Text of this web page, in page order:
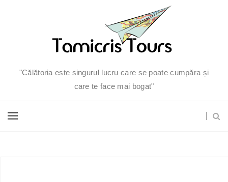
"Călătoria este singurul lucru care se poate cumpăra și
care te face mai bogat"